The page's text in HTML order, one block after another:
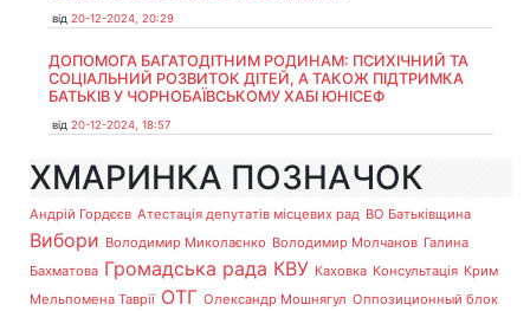
від 20-12-2024, 20:29
ДОПОМОГА БАГАТОДІТНИМ РОДИНАМ: ПСИХІЧНИЙ ТА
СОЦІАЛЬНИЙ РОЗВИТОК ДІТЕЙ, А ТАКОЖ ПІДТРИМКА
БАТЬКІВ У ЧОРНОБАЇВСЬКОМУ ХАБІ ЮНІСЕФ
від 20-12-2024, 18:57
ХМАРИНКА ПОЗНАЧОК
Андрій Гордєєв Атестація депутатів місцевих рад ВО Батьківщина
Вибори Володимир Миколаєнко Володимир Молчанов Галина
Бахматова Громадська рада КВУ Каховка Консультація Крим
Мельпомена Таврії ОТГ Олександр Мошнягул Оппозиционный блок